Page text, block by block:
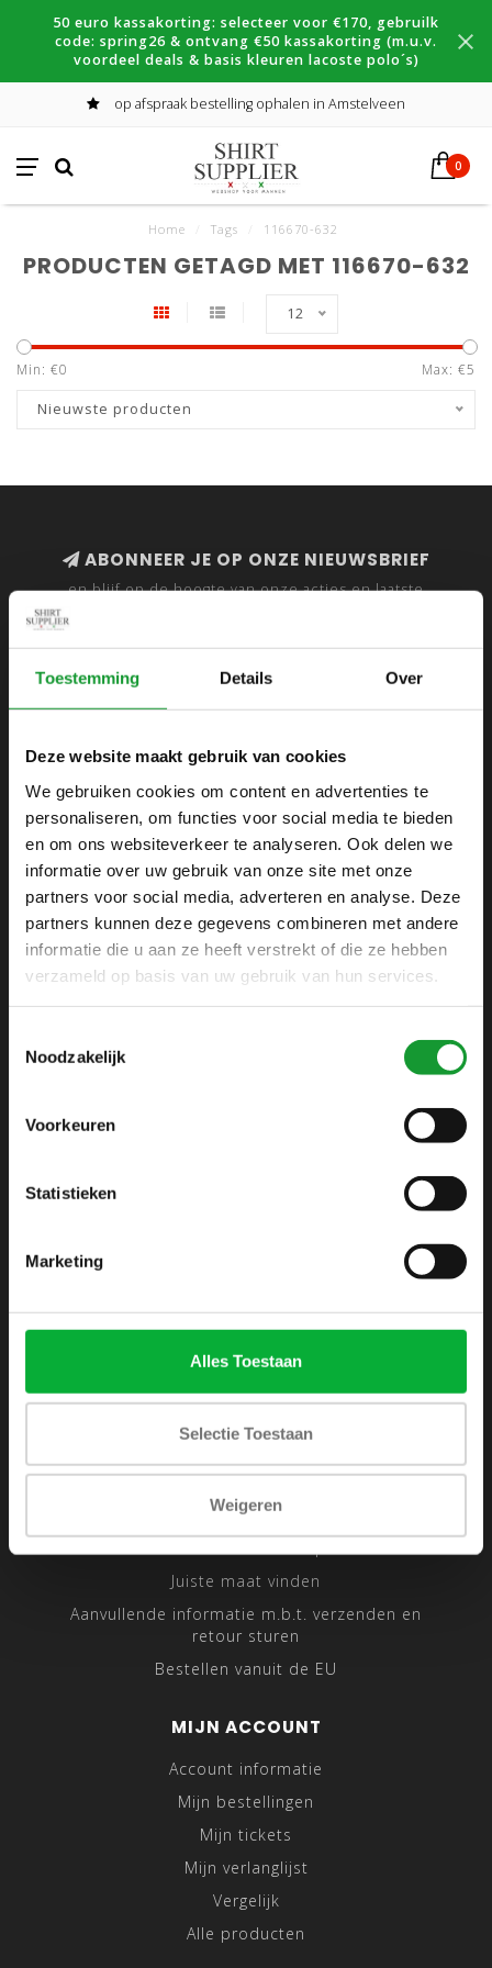
Toestemming Details Over
Deze website maakt gebruik van cookies
We gebruiken cookies om content en advertenties te
personaliseren, om functies voor social media te bieden
en om ons websiteverkeer te analyseren. Ook delen we
informatie over uw gebruik van onze site met onze
partners voor social media, adverteren en analyse. Deze
partners kunnen deze gegevens combineren met andere
informatie die u aan ze heeft verstrekt of die ze hebben
verzameld op basis van uw gebruik van hun services.
Noodzakelijk
Voorkeuren
Statistieken
Marketing
Alles Toestaan
Selectie Toestaan
Weigeren
50 euro kassakorting: selecteer voor €170, gebruilk
code: spring26 & ontvang €50 kassakorting (m.u.v.
voordeel deals & basis kleuren lacoste polo´s)
op afspraak bestelling ophalen in Amstelveen
0
Home Tags 116670-632
PRODUCTEN GETAGD MET 116670-632
12
Min: €0 Max: €5
Nieuwste producten
ABONNEER JE OP ONZE NIEUWSBRIEF
en blijf op de hoogte van onze acties en laatste
SHIRTSUPPLIER.NL
Webshop voor mannen
Zijlijnstraat 24
1433 DC
+31 6 42 52 32 80
+31 6 42 52 32 80
Disclaimer
Privacy Policy
Sitemap
Traveling Tailor
Juiste maat vinden
Aanvullende informatie m.b.t. verzenden en
retour sturen
Bestellen vanuit de EU
MIJN ACCOUNT
Account informatie
Mijn bestellingen
Mijn tickets
Mijn verlanglijst
Vergelijk
Alle producten